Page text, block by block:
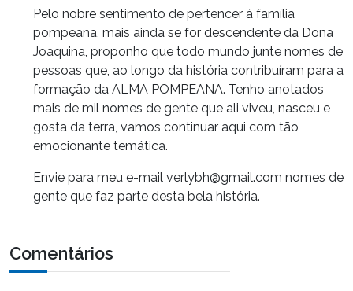
Pelo nobre sentimento de pertencer à família
pompeana, mais ainda se for descendente da Dona
Joaquina, proponho que todo mundo junte nomes de
pessoas que, ao longo da história contribuíram para a
formação da ALMA POMPEANA. Tenho anotados
mais de mil nomes de gente que ali viveu, nasceu e
gosta da terra, vamos continuar aqui com tão
emocionante temática.
Envie para meu e-mail verlybh@gmail.com nomes de
gente que faz parte desta bela história.
Comentários